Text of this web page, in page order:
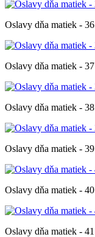
Oslavy dňa matiek - 36
Oslavy dňa matiek - 37
Oslavy dňa matiek - 38
Oslavy dňa matiek - 39
Oslavy dňa matiek - 40
Oslavy dňa matiek - 41